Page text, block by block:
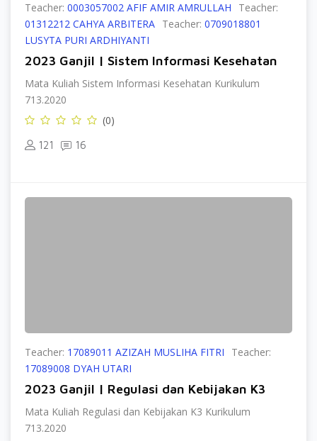
Teacher: 0003057002 AFIF AMIR AMRULLAH
Teacher:
01312212 CAHYA ARBITERA Teacher: 0709018801
LUSYTA PURI ARDHIYANTI
2023 Ganjil | Sistem Informasi Kesehatan
Mata Kuliah Sistem Informasi Kesehatan Kurikulum
713.2020
(0)
121 16
Teacher: 17089011 AZIZAH MUSLIHA FITRI
Teacher:
17089008 DYAH UTARI
2023 Ganjil | Regulasi dan Kebijakan K3
Mata Kuliah Regulasi dan Kebijakan K3 Kurikulum
713.2020